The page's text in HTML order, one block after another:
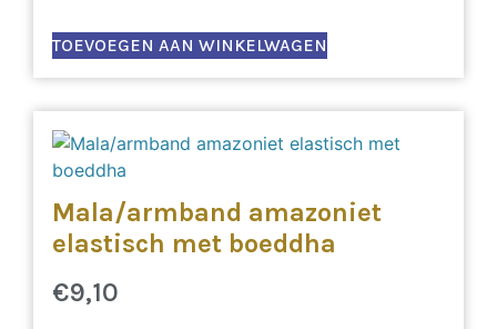
TOEVOEGEN AAN WINKELWAGEN
Mala/armband amazoniet
elastisch met boeddha
€9,10